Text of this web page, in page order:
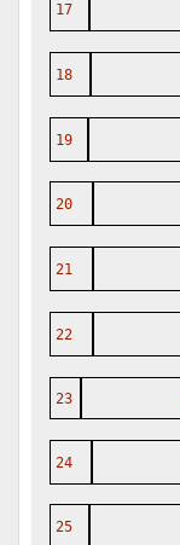
17
18
19
20
21
22
23
24
25